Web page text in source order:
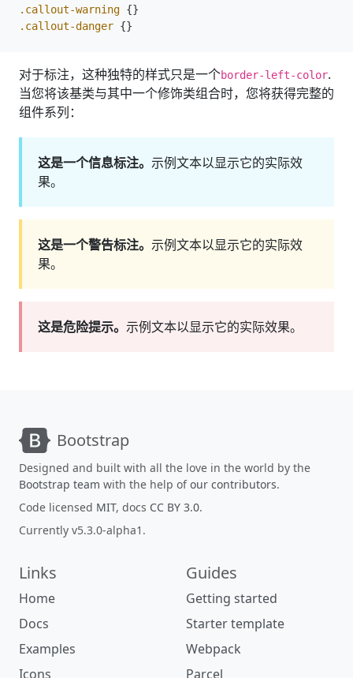
.callout-warning {}
.callout-danger {}
对于标注，这种独特的样式只是一个border-left-color.
当您将该基类与其中一个修饰类组合时，您将获得完整的
组件系列：
这是一个信息标注。 示例文本以显示它的实际效
果。
这是一个警告标注。 示例文本以显示它的实际效
果。
这是危险提示。 示例文本以显示它的实际效果。
Bootstrap
Designed and built with all the love in the world by the
Bootstrap team with the help ofour contributors.
Code licensed MIT, docs CC BY 3.0.
Currently v5.3.0-alpha1.
Links
Home
Docs
Examples
Icons
Guides
Getting started
Starter template
Webpack
Parcel